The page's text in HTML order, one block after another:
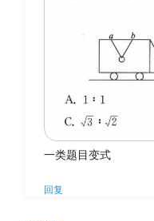
一类题目变式
回复